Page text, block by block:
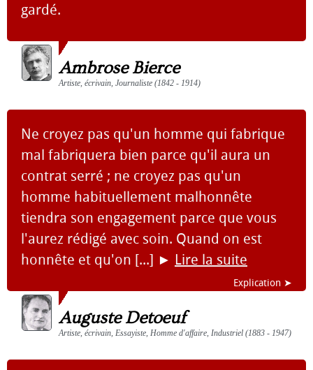
gardé.
Ambrose Bierce
Artiste, écrivain, Journaliste (1842 - 1914)
Ne croyez pas qu'un homme qui fabrique
mal fabriquera bien parce qu'il aura un
contrat serré ; ne croyez pas qu'un
homme habituellement malhonnête
tiendra son engagement parce que vous
l'aurez rédigé avec soin. Quand on est
honnête et qu'on [...] ► Lire la suite
Explication ➤
Auguste Detoeuf
Artiste, écrivain, Essayiste, Homme d'affaire, Industriel (1883 - 1947)